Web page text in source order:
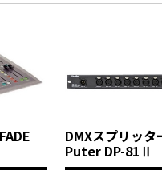
DMXスプリッ
Puter DP-81Ⅱ